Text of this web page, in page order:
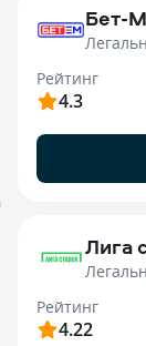
Бет-М
Рейтинг
4.3
Лига
Рейтинг
4.22